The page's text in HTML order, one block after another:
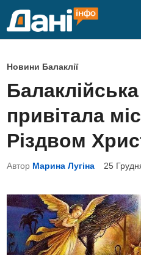
P
o
s
e
d
i
Новини Балаклії
привітала
Різдвом
Автор Марина Лугіна 25